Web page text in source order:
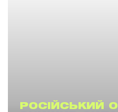
РОСІЙСЬКИЙ